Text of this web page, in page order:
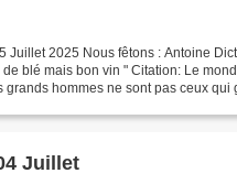
Juillet 2025 Nous fêtons : Antoine
blé mais bon vin " Citation: Le
grands hommes ne sont pas ceux qui
Juillet